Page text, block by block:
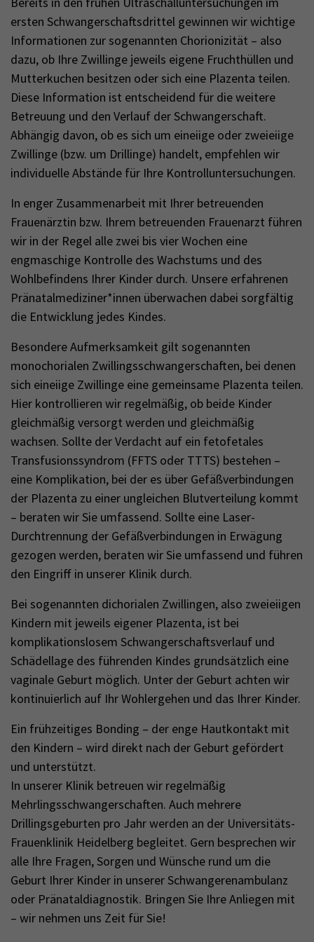
ersten Schwangerschaftsdrittel gewinnen wir wichtige
Informationen zur sogenannten Chorionizität – also
dazu, ob Ihre Zwillinge jeweils eigene Fruchthüllen und
Mutterkuchen besitzen oder sich eine Plazenta teilen.
Diese Information ist entscheidend für die weitere
Betreuung und den Verlauf der Schwangerschaft.
Abhängig davon, ob es sich um eineiige oder zweieiige
Zwillinge (bzw. um Drillinge) handelt, empfehlen wir
individuelle Abstände für Ihre Kontrolluntersuchungen.
In enger Zusammenarbeit mit Ihrer betreuenden
Frauenärztin bzw. Ihrem betreuenden Frauenarzt führen
wir in der Regel alle zwei bis vier Wochen eine
engmaschige Kontrolle des Wachstums und des
Wohlbefindens Ihrer Kinder durch. Unsere erfahrenen
Pränatalmediziner*innen überwachen dabei sorgfältig
die Entwicklung jedes Kindes.
Besondere Aufmerksamkeit gilt sogenannten
monochorialen Zwillingsschwangerschaften, bei denen
sich eineiige Zwillinge eine gemeinsame Plazenta teilen.
Hier kontrollieren wir regelmäßig, ob beide Kinder
gleichmäßig versorgt werden und gleichmäßig
wachsen. Sollte der Verdacht auf ein fetofetales
Transfusionssyndrom (FFTS oder TTTS) bestehen –
eine Komplikation, bei der es über Gefäßverbindungen
der Plazenta zu einer ungleichen Blutverteilung kommt
– beraten wir Sie umfassend. Sollte eine Laser-
Durchtrennung der Gefäßverbindungen in Erwägung
gezogen werden, beraten wir Sie umfassend und führen
den Eingriff in unserer Klinik durch.
Bei sogenannten dichorialen Zwillingen, also zweieiigen
Kindern mit jeweils eigener Plazenta, ist bei
komplikationslosem Schwangerschaftsverlauf und
Schädellage des führenden Kindes grundsätzlich eine
vaginale Geburt möglich. Unter der Geburt achten wir
kontinuierlich auf Ihr Wohlergehen und das Ihrer Kinder.
Ein frühzeitiges Bonding – der enge Hautkontakt mit
den Kindern – wird direkt nach der Geburt gefördert
und unterstützt.
In unserer Klinik betreuen wir regelmäßig
Mehrlingsschwangerschaften. Auch mehrere
Drillingsgeburten pro Jahr werden an der Universitäts-
Frauenklinik Heidelberg begleitet. Gern besprechen wir
alle Ihre Fragen, Sorgen und Wünsche rund um die
Geburt Ihrer Kinder in unserer Schwangerenambulanz
oder Pränataldiagnostik. Bringen Sie Ihre Anliegen mit
– wir nehmen uns Zeit für Sie!